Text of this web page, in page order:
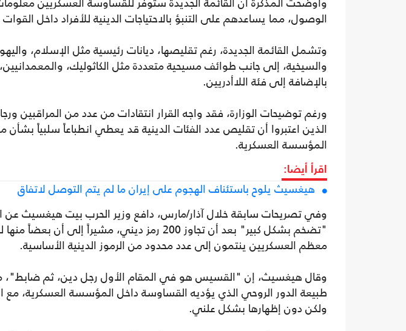
الوصول، مما يساعدهم على التنبؤ بالاحتياجات الدينية للأفراد داخل
وتشمل القائمة الجديدة، رغم تقليصها، ديانات رئيسية مثل الإسلام،
والسيخية، إلى جانب طوائف مسيحية متعددة مثل الكاثوليك، والمعمدانيين،
بالإضافة إلى فئة اللاأدريين.
ورغم توضيحات الوزارة، فقد واجه القرار انتقادات من عدد من المراقبين
الذين اعتبروا أن تقليص عدد الفئات الدينية قد يعطي انطباعاً سلبياً بشأن
المؤسسة العسكرية.
اقرأ أيضا:
هيغسيث يلوح باستئناف الهجوم على إيران ما لم يتم التوصل لاتفاق
وفي تصريحات سابقة خلال آذار/مارس، دافع وزير الحرب بيت هيغسيث عن
"تضخم بشكل كبير" بعد أن تجاوز 200 رمز ديني، مشيراً
معظم العسكريين ينتمون إلى عدد محدود من الرموز الدينية الأساسية.
وقال هيغسيث، إن "القسيس هو في المقام الأول رجل دين، ثم ضابط"،
طبيعة الدور الروحي الذي يؤديه القساوسة داخل المؤسسة العسكرية، مع
ولكن دون إظهارها بشكل علني.